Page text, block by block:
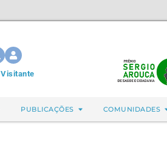
Visitante
PUBLICAÇÕES COMUNIDADES